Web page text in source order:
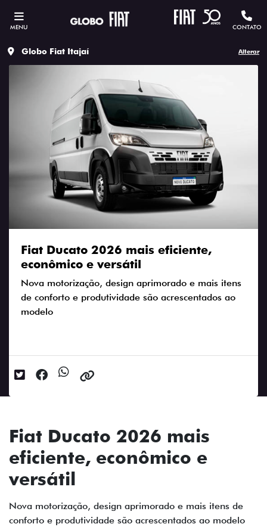
MENU CONTATO
Globo Fiat Itajaí Alterar
Fiat Ducato 2026 mais eficiente,
econômico e versátil
Nova motorização, design aprimorado e mais itens
de conforto e produtividade são acrescentados ao
modelo
Fiat Ducato 2026 mais
eficiente, econômico e
versátil
Nova motorização, design aprimorado e mais itens de
conforto e produtividade são acrescentados ao modelo